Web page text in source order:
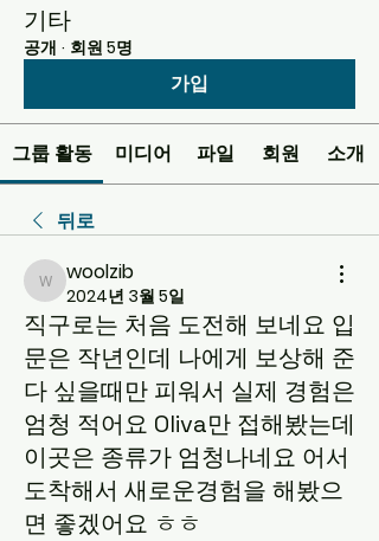
기타
공개 · 회원 5명
가입
그룹 활동 미디어 파일 회원 소개
뒤로
woolzib
woolzib
2024년 3월 5일
직구로는 처음 도전해 보네요 입
문은 작년인데 나에게 보상해 준
다 싶을때만 피워서 실제 경험은
엄청 적어요 Oliva만 접해봤는데
이곳은 종류가 엄청나네요 어서
도착해서 새로운경험을 해봤으
면 좋겠어요 ㅎㅎ